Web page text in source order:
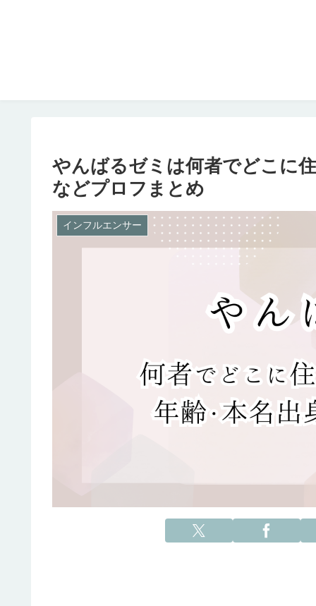
やんばるゼミは何者でどこに
などプロフまとめ
インフルエンサー